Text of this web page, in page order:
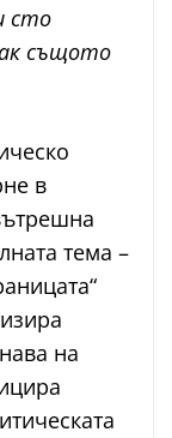
сто
същото
в
тема –
на